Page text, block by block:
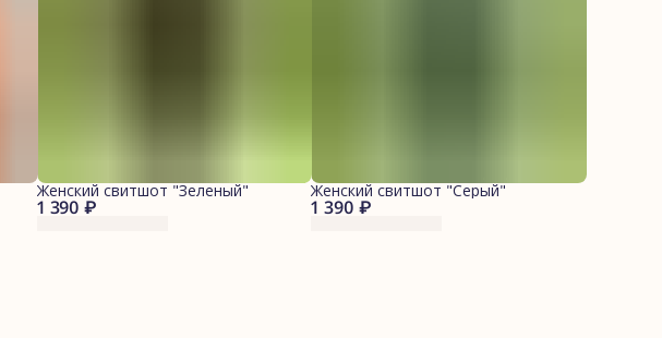
1 390 ₽
Женский свитшот "Зеленый"
1 390 ₽
Женский свитшот "Серый"